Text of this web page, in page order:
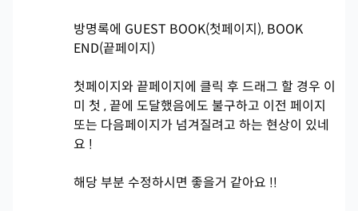
방명록에 GUEST BOOK(첫페이지), BOOK
END(끝페이지)
첫페이지와 끝페이지에 클릭 후 드래그 할 경우 이
미 첫 , 끝에 도달했음에도 불구하고 이전 페이지
또는 다음페이지가 넘겨질려고 하는 현상이 있네
요 !
해당 부분 수정하시면 좋을거 같아요 !!